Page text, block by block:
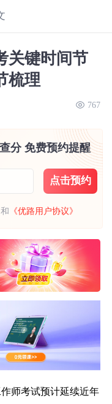
关键时间节
梳理
767
分 免费预约提醒
点击预约
和 《优路用户协议》
作师考试预计延续近年